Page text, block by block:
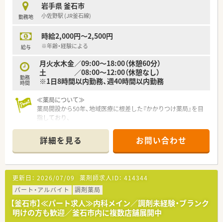
勤務地
岩手県 釜石市
小佐野駅 (JR釜石線)
給与
時給2,000円～2,500円
※年齢・経験による
勤務
時間
月火水木金／09:00～18:00（休憩60分）
土 ／08:00～12:00（休憩なし）
※1日8時間以内勤務、週40時間以内勤務
≪薬局について≫
薬局開設から50年、地域医療に根差した『かかりつけ薬局』を目
指しており、
です。
学校薬剤師や、スポーツクラブサポーターなど、
地域社会との関わりを大切にしている薬局です。
住宅手当もあり、社員を支え気持ちよく働ける制度も充実。契約
社員もご相談ください。
詳細を見る お問い合わせ
更新日： 2026/07/09 薬剤師求人ID： 414344
パート・アルバイト
調剤薬局
【釜石市】≪パート求人≫内科メイン／調剤未経験・ブランク
明けの方も歓迎／釜石市内に複数店舗展開中